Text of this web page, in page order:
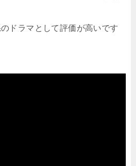
ドラマとして評価が高いです